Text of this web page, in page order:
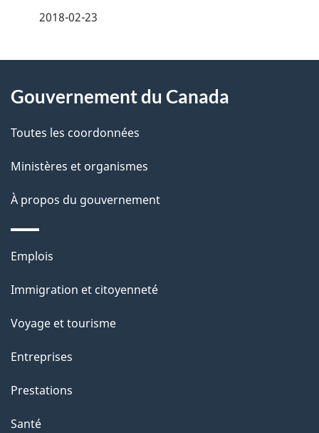
i
l
s
d
e
l
a
p
a
g
e
2018-02-23
propos
de
ce
site
Gouvernement du Canada
Toutes les coordonnées
Ministères et organismes
À propos du gouvernement
Thèmes
sujets
Emplois
Immigration et citoyenneté
Voyage et tourisme
Entreprises
Prestations
Santé